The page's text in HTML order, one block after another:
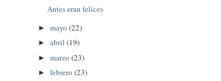
Antes eran felices
► mayo (22)
► abril (19)
► marzo (23)
► febrero (23)